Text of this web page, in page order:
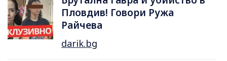
Пловдив! Говори Ружа
Райчева
darik.bg